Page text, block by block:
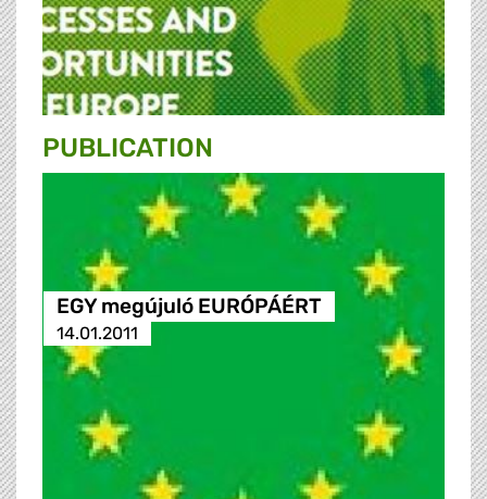
PUBLICATION
EGY megújuló EURÓPÁÉRT
14.01.2011